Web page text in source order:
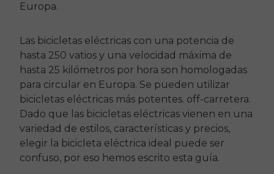
Europa.
Las bicicletas eléctricas con una potencia de
hasta 250 vatios y una velocidad máxima de
hasta 25 kilómetros por hora son homologadas
para circular en Europa. Se pueden utilizar
bicicletas eléctricas más potentes. off-carretera.
Dado que las bicicletas eléctricas vienen en una
variedad de estilos, características y precios,
elegir la bicicleta eléctrica ideal puede ser
confuso, por eso hemos escrito esta guía.